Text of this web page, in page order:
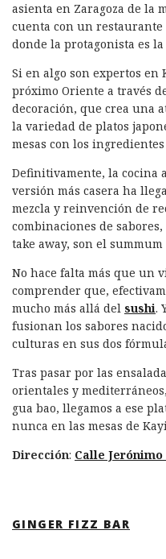
asienta en Zaragoza de la
cuenta con un restaurante
donde la protagonista es
Si en algo son expertos
próximo Oriente a través
decoración, que crea una
la variedad de platos
mesas con los
Definitivamente, la cocina
versión más casera ha
mezcla y reinvención de
combinaciones de
take away, son el summum
No hace falta más que un
comprender que,
mucho más allá del sushi.
fusionan los sabores
culturas en sus dos
Tras pasar por las
orientales y
gua bao, llegamos a ese
nunca en las mesas de
Dirección: Calle
GINGER FIZZ BAR